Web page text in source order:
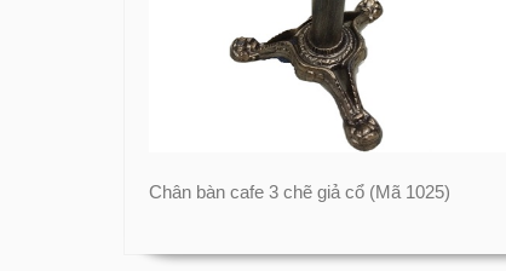
Chân bàn cafe 3 chẽ giả cổ (Mã 1025)